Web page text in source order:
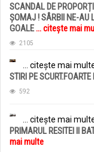
SCANDAL DE
ȘOMAJ ! SÂRBII NE-AU
GOALE ... citește mai
2105
... citește mai
STIRI PE
592
... citește mai
PRIMARUL RESITEI II
mai multe